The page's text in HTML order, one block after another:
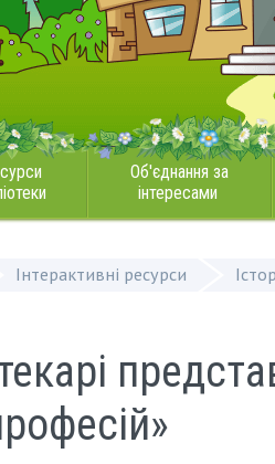
Об'єднання за
інтересами
Інтерактивні ресурси